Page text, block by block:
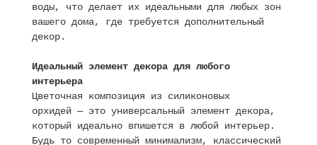
воды, что делает их идеальными для любых зон
вашего дома, где требуется дополнительный
декор.
Идеальный элемент декора для любого
интерьера
Цветочная композиция из силиконовых
орхидей — это универсальный элемент декора,
который идеально впишется в любой интерьер.
Будь то современный минимализм, классический